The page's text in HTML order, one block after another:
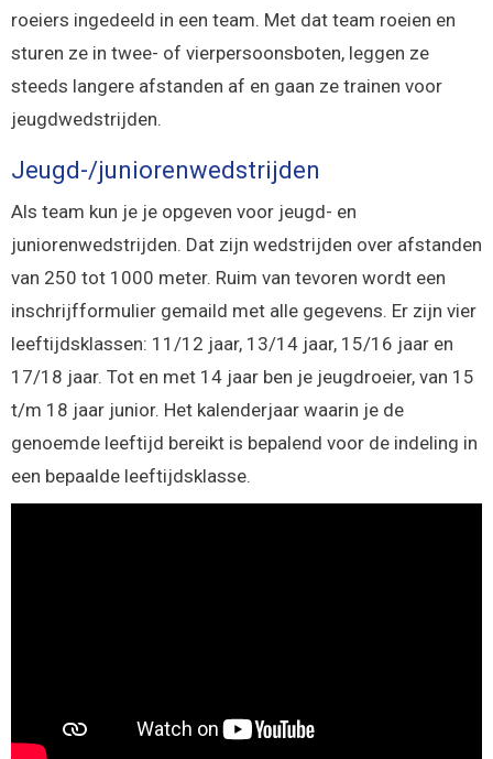
roeiers ingedeeld in een team. Met dat team roeien en
sturen ze in twee- of vierpersoonsboten, leggen ze
steeds langere afstanden af en gaan ze trainen voor
jeugdwedstrijden.
Jeugd-/juniorenwedstrijden
Als team kun je je opgeven voor jeugd- en
juniorenwedstrijden. Dat zijn wedstrijden over afstanden
van 250 tot 1000 meter. Ruim van tevoren wordt een
inschrijfformulier gemaild met alle gegevens. Er zijn vier
leeftijdsklassen: 11/12 jaar, 13/14 jaar, 15/16 jaar en
17/18 jaar. Tot en met 14 jaar ben je jeugdroeier, van 15
t/m 18 jaar junior. Het kalenderjaar waarin je de
genoemde leeftijd bereikt is bepalend voor de indeling in
een bepaalde leeftijdsklasse.